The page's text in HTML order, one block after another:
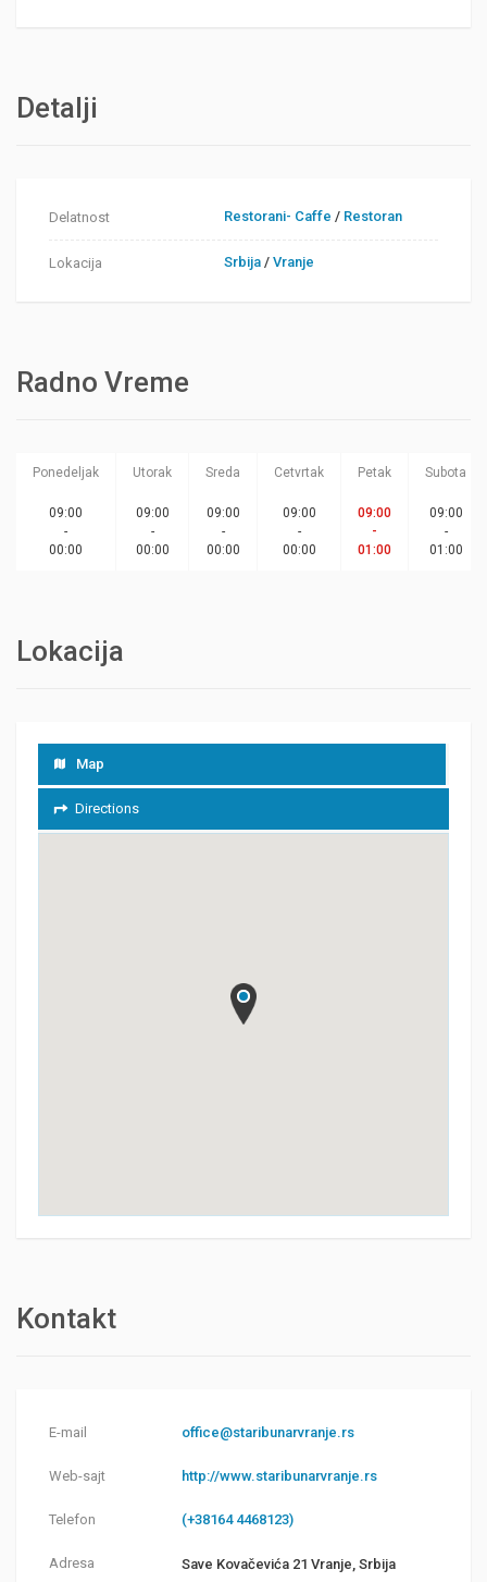
Detalji
Delatnost Restorani- Caffe / Restoran
Lokacija Srbija /Vranje
Radno Vreme
Ponedeljak Utorak Sreda Cetvrtak Petak Subota
09:00
-
00:00
09:00
-
00:00
09:00
-
00:00
09:00
-
00:00
09:00
-
01:00
09:00
-
01:00
Lokacija
Map
Directions
Kontakt
E-mail office@staribunarvranje.rs
Web-sajt http://www.staribunarvranje.rs
Telefon (+38164 4468123)
Adresa Save Kovačevića 21 Vranje, Srbija